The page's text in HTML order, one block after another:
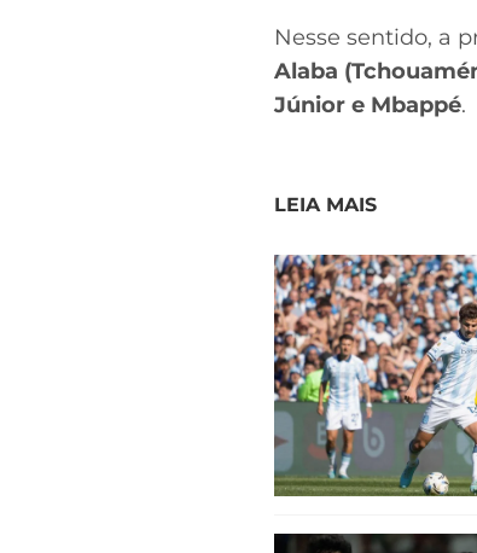
Nesse sentido, a
Alaba
Júnior e Mbappé.
LEIA MAIS